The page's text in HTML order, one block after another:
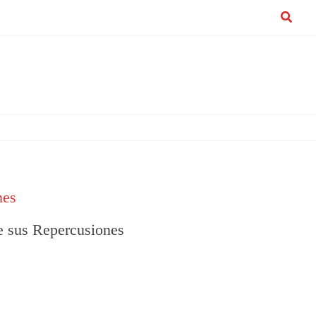
Buscar
Repercusiones